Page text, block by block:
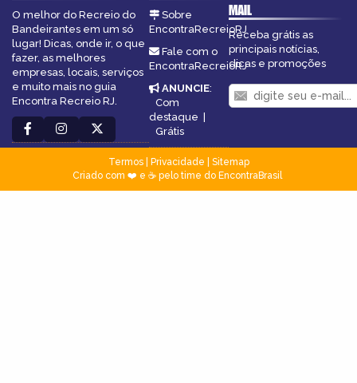
O melhor do Recreio do
Bandeirantes em um só
lugar! Dicas, onde ir, o que
fazer, as melhores
empresas, locais, serviços
e muito mais no guia
Encontra Recreio RJ.
Sobre
EncontraRecreioRJ
Fale com o
EncontraRecreioRJ
ANUNCIE:
Com
destaque |
Grátis
MAIL
Receba grátis as
principais notícias,
dicas e promoções
Termos| Privacidade
Sitemap
Criado com ❤️ e ☕ pelo time do EncontraBrasil